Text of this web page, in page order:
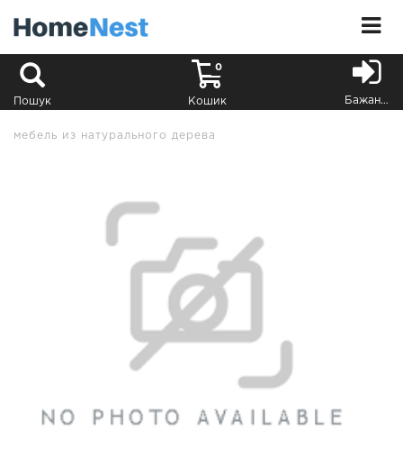
Пошук
0
Кошик Бажання
мебель из натурального дерева